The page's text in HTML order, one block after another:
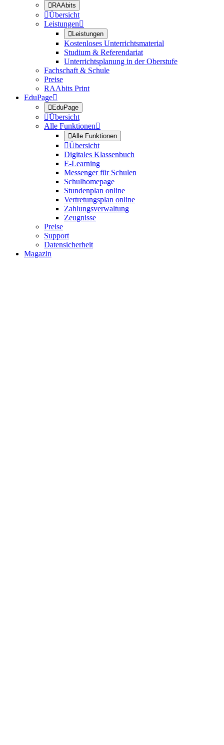
RAAbits
Übersicht
Leistungen
Leistungen
Kostenloses Unterrichtsmaterial
Studium & Referendariat
Unterrichtsplanung in der Oberstufe
Fachschaft & Schule
Preise
RAAbits Print
EduPage
EduPage
Übersicht
Alle Funktionen
Alle Funktionen
Übersicht
Digitales Klassenbuch
E-Learning
Messenger für Schulen
Schulhomepage
Stundenplan online
Vertretungsplan online
Zahlungsverwaltung
Zeugnisse
Preise
Support
Datensicherheit
Magazin